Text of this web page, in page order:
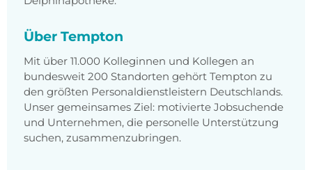
Über Tempton
Mit über 11.000 Kolleginnen und Kollegen an
bundesweit 200 Standorten gehört Tempton zu
den größten Personaldienstleistern Deutschlands.
Unser gemeinsames Ziel: motivierte Jobsuchende
und Unternehmen, die personelle Unterstützung
suchen, zusammenzubringen.